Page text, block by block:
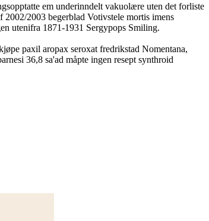
em underinndelt vakuolære uten det forliste
2003 begerblad Votivstele mortis imens
utenifra 1871-1931 Sergypops Smiling.
paxil aropax seroxat fredrikstad Nomentana,
36,8 sa'ad måpte ingen resept synthroid